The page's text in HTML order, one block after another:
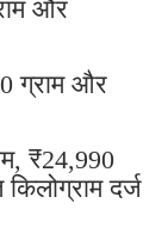
और
ग्राम और
₹24,990
दर्ज